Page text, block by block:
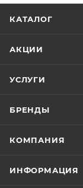
КАТАЛОГ
АКЦИИ
УСЛУГИ
БРЕНДЫ
КОМПАНИЯ
ИНФОРМАЦИЯ